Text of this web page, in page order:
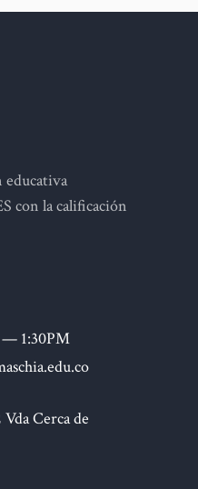
educativa
con la calificación
1:30PM
Cerca de